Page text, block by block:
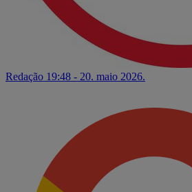
Redação 19:48 - 20. maio 2026.